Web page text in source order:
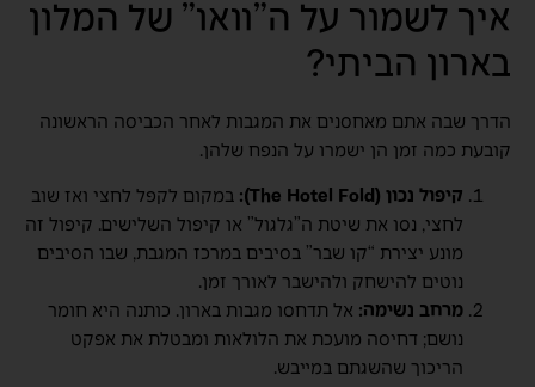
איך לשמור על ה”וואו” של המלון
בארון הביתי?
הדרך שבה אתם מאחסנים את המגבות לאחר הכביסה הראשונה
קובעת כמה זמן הן ישמרו על הנפח שלהן.
קיפול נכון (The Hotel Fold):
במקום לקפל לחצי ואז שוב
לחצי, נסו את שיטת ה”גלגול” או קיפול השלישים. קיפול זה
מונע יצירת “קו שבר” בסיבים במרכז המגבת, שבו הסיבים
נוטים להישחק ולהישבר לאורך זמן.
מרחב נשימה: אל תדחסו מגבות בארון. כותנה היא חומר
נושם; דחיסה מועכת את הלולאות ומבטלת את אפקט
הריכוך שהשגתם במייבש.